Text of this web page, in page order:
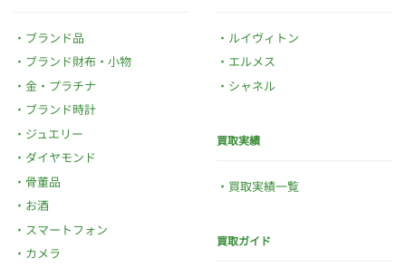
ブランド品
ブランド財布・小物
金・プラチナ
ブランド時計
ジュエリー
ダイヤモンド
骨董品
お酒
スマートフォン
カメラ
ルイヴィトン
エルメス
シャネル
買取実績
買取実績一覧
買取ガイド